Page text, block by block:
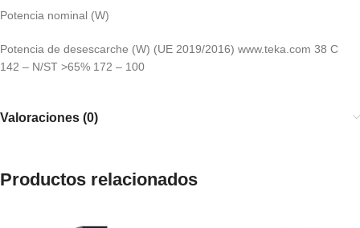
Potencia nominal (W)
Potencia de desescarche (W) (UE 2019/2016) www.teka.com 38 C
142 – N/ST >65% 172 – 100
Valoraciones (0)
Productos relacionados